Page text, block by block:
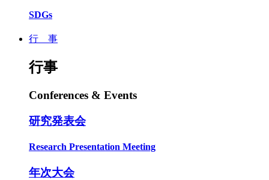
SDGs
行 事
行事
Conferences & Events
研究発表会
Research Presentation Meeting
年次大会